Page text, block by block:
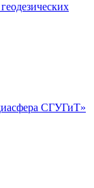
СГУГиТ»